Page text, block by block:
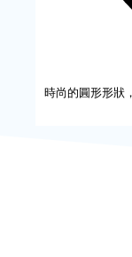
時尚的圓形形狀